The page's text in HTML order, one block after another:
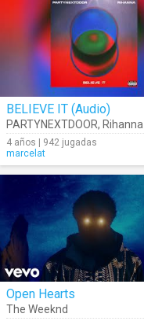
BELIEVE IT (Audio)
PARTYNEXTDOOR, Rihanna
4 años | 942 jugadas
marcelat
Open Hearts
The Weeknd